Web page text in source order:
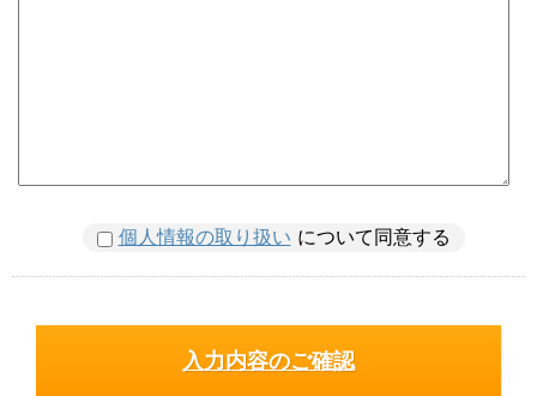
個人情報の取り扱い について同意する